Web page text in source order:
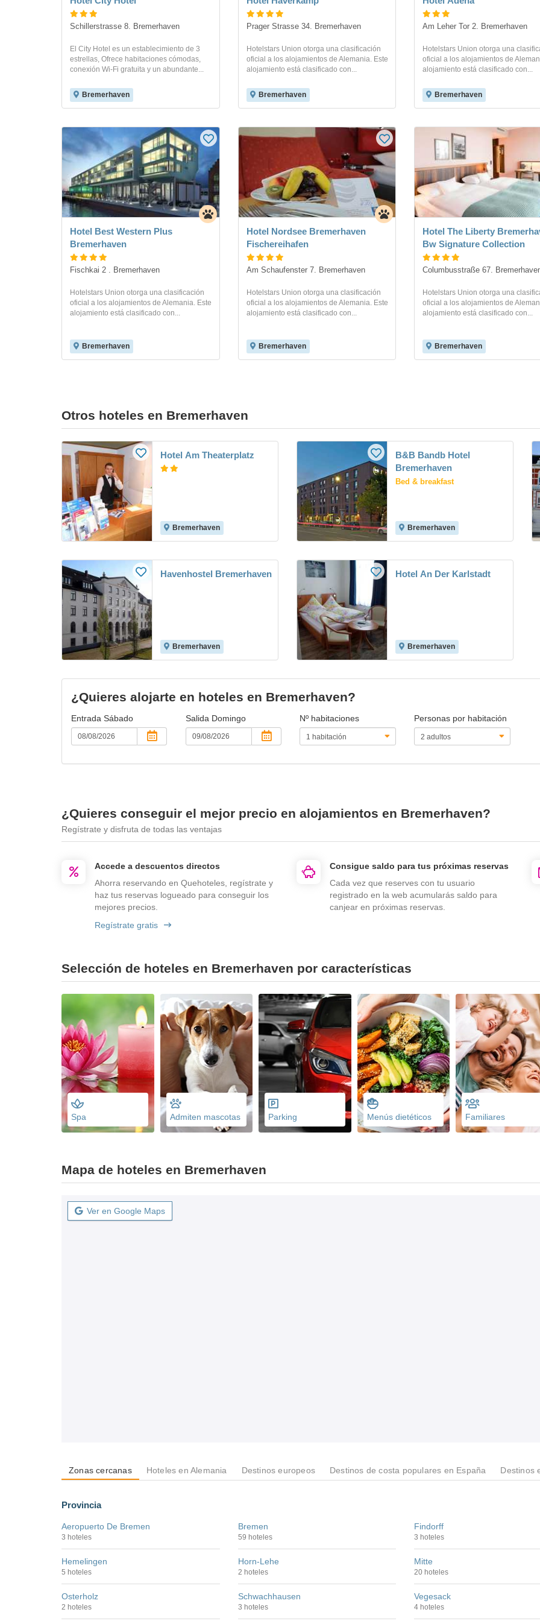
Schillerstrasse 8. Bremerhaven
El City Hotel es un establecimiento de 3
estrellas, Ofrece habitaciones cómodas,
conexión Wi-Fi gratuita y un abundante...
Bremerhaven
Prager Strasse 34. Bremerhaven
Hotelstars Union otorga una clasificación
oficial a los alojamientos de Alemania. Este
alojamiento está clasificado con...
Bremerhaven
Am Leher Tor 2. Bremerhaven
Hotelstars Union otorga una
oficial a los alojamientos de
alojamiento está clasificado con...
Bremerhaven
Hotel Best Western Plus
Bremerhaven
Fischkai 2 . Bremerhaven
Hotelstars Union otorga una clasificación
oficial a los alojamientos de Alemania. Este
alojamiento está clasificado con...
Bremerhaven
Hotel Nordsee Bremerhaven
Fischereihafen
Am Schaufenster 7. Bremerhaven
Hotelstars Union otorga una clasificación
oficial a los alojamientos de Alemania. Este
alojamiento está clasificado con...
Bremerhaven
Hotel The Liberty
Bw Signature Collection
Columbusstraße 67.
Hotelstars Union otorga una
oficial a los alojamientos de
alojamiento está clasificado con...
Bremerhaven
Otros hoteles en Bremerhaven
Hotel Am Theaterplatz
Bremerhaven
B&B Bandb Hotel
Bremerhaven
Bed & breakfast
Bremerhaven
Havenhostel Bremerhaven
Bremerhaven
Hotel An Der Karlstadt
Bremerhaven
¿Quieres alojarte en hoteles en Bremerhaven?
Entrada Sábado Salida Domingo Nº habitaciones
Personas por habitación
¿Quieres conseguir el mejor precio en alojamientos en Bremerhaven?
Regístrate y disfruta de todas las ventajas
Accede a descuentos directos
Ahorra reservando en Quehoteles, regístrate y
haz tus reservas logueado para conseguir los
mejores precios.
Regístrate gratis
Consigue saldo para tus próximas reservas
Cada vez que reserves con tu usuario
registrado en la web acumularás saldo para
canjear en próximas reservas.
Selección de hoteles en Bremerhaven por características
Spa Admiten mascotas Parking Menús dietéticos Familiares
Mapa de hoteles en Bremerhaven
Ver en Google Maps
Zonas cercanas Hoteles en Alemania Destinos europeos Destinos de costa populares en España Destinos
Provincia
Aeropuerto De Bremen
3 hoteles
Bremen
59 hoteles
Findorff
3 hoteles
Hemelingen
5 hoteles
Horn-Lehe
2 hoteles
Mitte
20 hoteles
Osterholz
2 hoteles
Schwachhausen
3 hoteles
Vegesack
4 hoteles